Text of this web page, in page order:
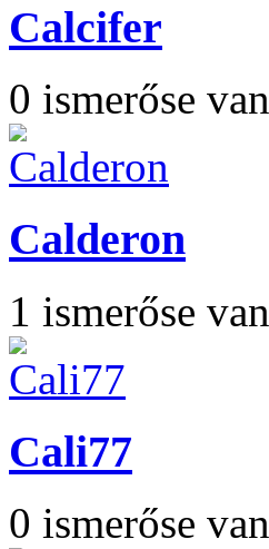
Calcifer
0 ismerőse van
Calderon
1 ismerőse van
Cali77
0 ismerőse van